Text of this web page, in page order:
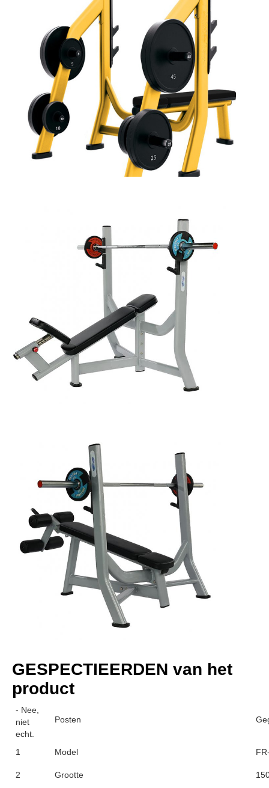
GESPECTIEERDEN van het
product
- Nee,
niet
echt.
Posten
1 Model
2 Grootte